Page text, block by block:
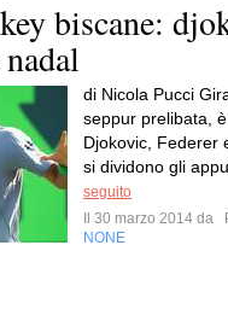
biscane:
di Nicola Pucci
seppur prelibata,
Djokovic, Federer
si dividono gli
seguito
Il 30 marzo 2014 da
NONE